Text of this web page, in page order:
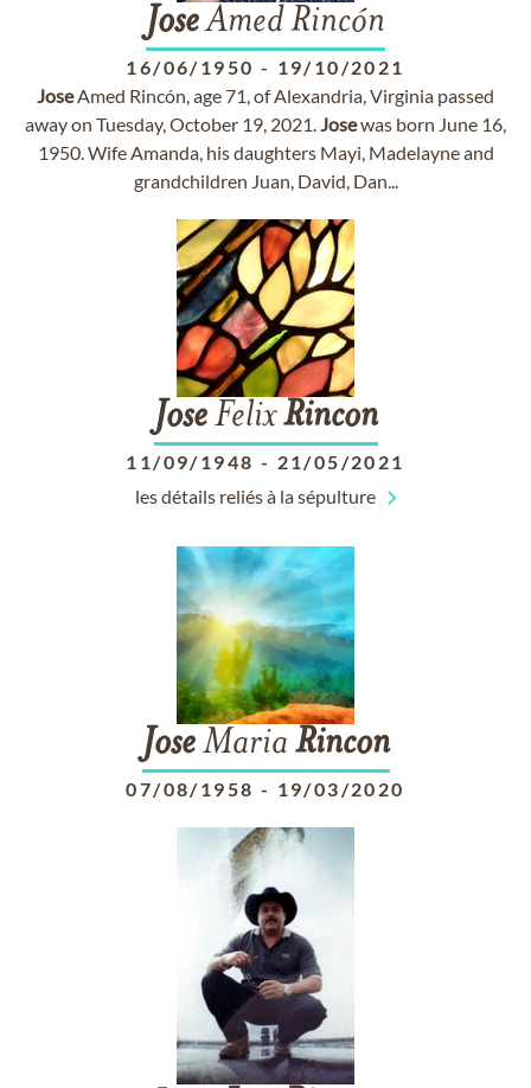
JoseAmed Rincón
16/06/1950 - 19/10/2021
JoseAmed Rincón, age 71, of Alexandria, Virginia passed
away on Tuesday, October 19, 2021.Josewas born June 16,
1950. Wife Amanda, his daughters Mayi, Madelayne and
grandchildren Juan, David, Dan...
JoseFelixRincon
11/09/1948 - 21/05/2021
les détails reliés à la sépulture
JoseMaria Rincon
07/08/1958 - 19/03/2020